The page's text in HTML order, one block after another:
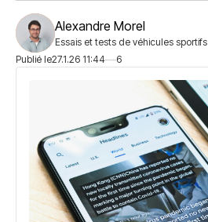
Alexandre Morel
Essais et tests de véhicules sportifs
Publié le27.1.26 11:44 6